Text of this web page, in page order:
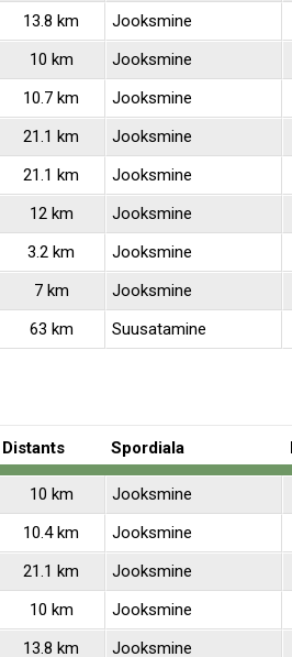
13.8 km Jooksmine
10 km Jooksmine
10.7 km Jooksmine
21.1 km Jooksmine
21.1 km Jooksmine
12 km Jooksmine
3.2 km Jooksmine
7 km Jooksmine
63 km Suusatamine
Distants Spordiala
10 km Jooksmine
10.4 km Jooksmine
21.1 km Jooksmine
10 km Jooksmine
13.8 km Jooksmine